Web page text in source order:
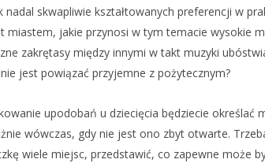
nadal skwapliwie kształtowanych preferencji w
miastem, jakie przynosi w tym temacie wysokie
zakrętasy między innymi w takt muzyki
jest powiązać przyjemne z pożytecznym?
upodobań u dziecięcia będziecie określać
wówczas, gdy nie jest ono zbyt otwarte.
wiele miejsc, przedstawić, co zapewne może